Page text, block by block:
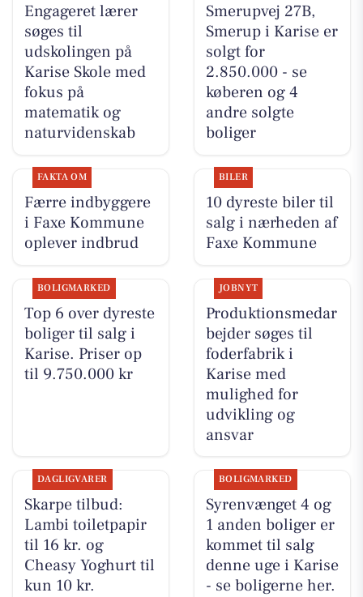
Engageret lærer
søges til
udskolingen på
Karise Skole med
fokus på
matematik og
naturvidenskab
Smerupvej 27B,
Smerup i Karise er
solgt for
2.850.000 - se
køberen og 4
andre solgte
boliger
FAKTA OM
Færre indbyggere
i Faxe Kommune
oplever indbrud
BILER
10 dyreste biler til
salg i nærheden af
Faxe Kommune
BOLIGMARKED
Top 6 over dyreste
boliger til salg i
Karise. Priser op
til 9.750.000 kr
JOBNYT
Produktionsmedar
bejder søges til
foderfabrik i
Karise med
mulighed for
udvikling og
ansvar
DAGLIGVARER
Skarpe tilbud:
Lambi toiletpapir
til 16 kr. og
Cheasy Yoghurt til
kun 10 kr.
BOLIGMARKED
Syrenvænget 4 og
1 anden boliger er
kommet til salg
denne uge i Karise
- se boligerne her.